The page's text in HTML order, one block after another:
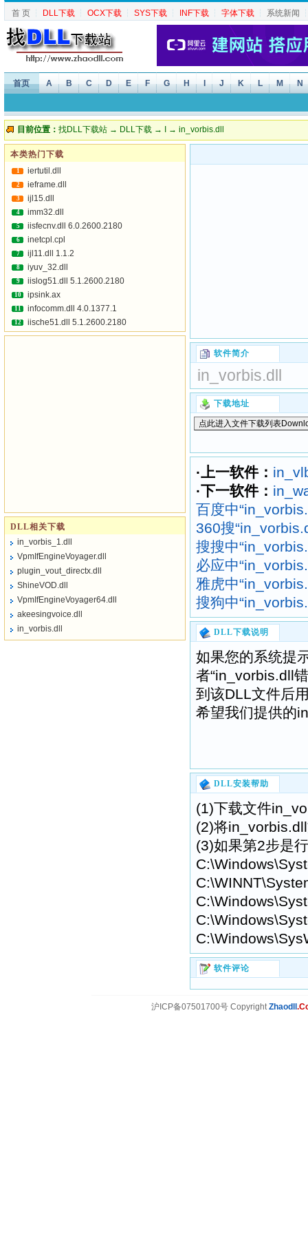
首 页 ┆ DLL下载 ┆ OCX下载 ┆ SYS下载 ┆ INF下载 ┆ 字体下载 ┆ 系统新闻
首页 A B C D E F G H J K L M N
目前位置： 找DLL下载站 → DLL下载 → → in_vorbis.dll
软件简介
in_vorbis.dll
下载地址
·上一软件：
·下一软件：
百度中
360搜
搜搜中
必应中
雅虎中
搜狗中
DLL下载说明
如果您的系统提
者“in_vorbis.dll
到该DLL文件后
希望我们提供的
DLL安装帮助
(1)下载文件
(2)将
(3)如果第2步是
软件评论
本类热门下载
1 iertutil.dll
2 ieframe.dll
3 ijl15.dll
4 imm32.dll
5 iisfecnv.dll 6.0.2600.2180
6 inetcpl.cpl
7 ijl11.dll 1.1.2
8 iyuv_32.dll
9 iislog51.dll 5.1.2600.2180
10 ipsink.ax
11 infocomm.dll 4.0.1377.1
12 iische51.dll 5.1.2600.2180
DLL相关下载
in_vorbis_1.dll
VpmIfEngineVoyager.dll
plugin_vout_directx.dll
ShineVOD.dll
VpmIfEngineVoyager64.dll
akeesingvoice.dll
in_vorbis.dll
沪ICP备07501700号 CopyrightZhaodll